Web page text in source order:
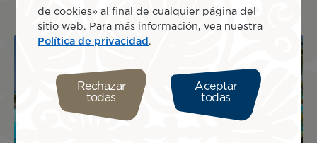
incl.
Image
DE
de cookies» al final de cualquier página del
sitio web. Para más información, vea nuestra
Política de privacidad .
Rechazar
todas
Aceptar
todas